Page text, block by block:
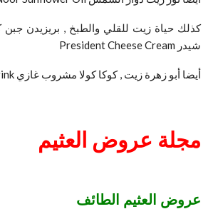
كذلك حياة زيت للقلي والطبخ , بريزيدن
شيدر President Cheese Cream
أيضا أبو زهرة زيت , كوكا كولا مشروب غازي Coca Cola Drink.
مجلة عروض العثيم
عروض العثيم الطائف